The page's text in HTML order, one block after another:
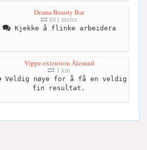
Drama Beauty Bar
881 meter
Kjekke å flinke arbeidera
Vippe-extension Ålesund
1 km
Veldig nøye for å få en veldig
fin resultat.